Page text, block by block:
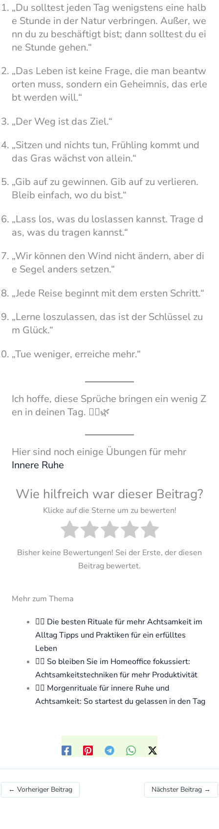
„Du solltest jeden Tag wenigstens eine halb
e Stunde in der Natur verbringen. Außer, we
nn du zu beschäftigt bist; dann solltest du ei
ne Stunde gehen.“
„Das Leben ist keine Frage, die man beantw
orten muss, sondern ein Geheimnis, das erle
bt werden will.“
„Der Weg ist das Ziel.“
„Sitzen und nichts tun, Frühling kommt und
das Gras wächst von allein.“
„Gib auf zu gewinnen. Gib auf zu verlieren.
Bleib einfach, wo du bist.“
„Lass los, was du loslassen kannst. Trage d
as, was du tragen kannst.“
„Wir können den Wind nicht ändern, aber di
e Segel anders setzen.“
„Jede Reise beginnt mit dem ersten Schritt.“
„Lerne loszulassen, das ist der Schlüssel zu
m Glück.“
„Tue weniger, erreiche mehr.“
Ich hoffe, diese Sprüche bringen ein wenig Z
en in deinen Tag. 🧘‍♂️🌿
Hier sind noch einige Übungen für mehr
Innere Ruhe
Wie hilfreich war dieser Beitrag?
Klicke auf die Sterne um zu bewerten!
Bisher keine Bewertungen! Sei der Erste, der diesen
Beitrag bewertet.
Mehr zum Thema
🧘‍♀️ Die besten Rituale für mehr Achtsamkeit im
Alltag Tipps und Praktiken für ein erfülltes
Leben
🧘‍♀️ So bleiben Sie im Homeoffice fokussiert:
Achtsamkeitstechniken für mehr Produktivität
🧘‍♀️ Morgenrituale für innere Ruhe und
Achtsamkeit: So startest du gelassen in den Tag
← Vorheriger Beitrag Nächster Beitrag →